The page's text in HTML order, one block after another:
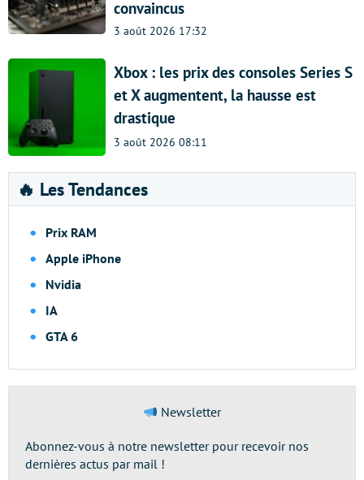
convaincus
3 août 2026 17:32
Xbox : les prix des consoles Series S
et X augmentent, la hausse est
drastique
3 août 2026 08:11
🔥 Les Tendances
Prix RAM
Apple iPhone
Nvidia
IA
GTA 6
Newsletter
Abonnez-vous à notre newsletter pour recevoir nos
dernières actus par mail !